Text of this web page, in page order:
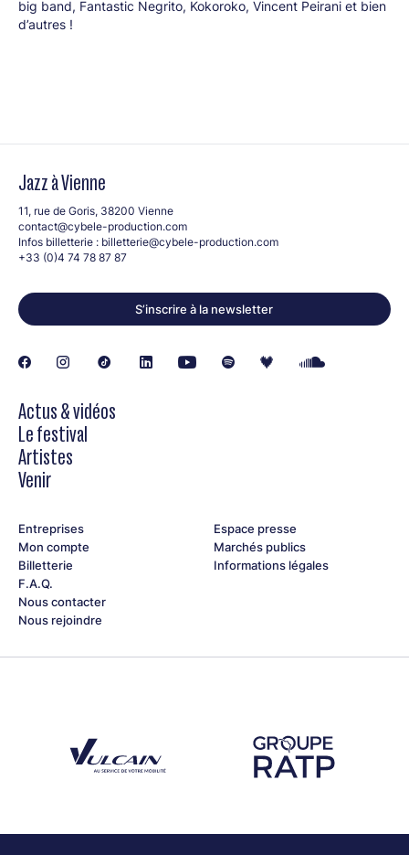
big band, Fantastic Negrito, Kokoroko, Vincent Peirani et bien
d’autres !
Jazz à Vienne
11, rue de Goris, 38200 Vienne
contact@cybele-production.com
Infos billetterie : billetterie@cybele-production.com
+33 (0)4 74 78 87 87
S’inscrire à la newsletter
Actus & vidéos
Le festival
Artistes
Venir
Entreprises
Mon compte
Billetterie
F.A.Q.
Nous contacter
Nous rejoindre
Espace presse
Marchés publics
Informations légales